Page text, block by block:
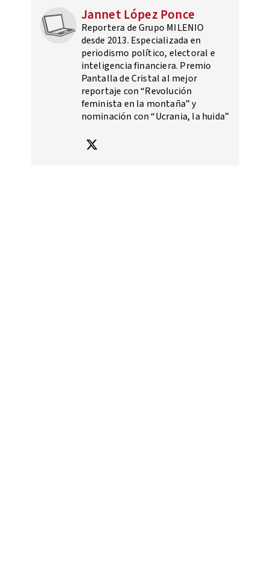
Jannet López Ponce
Reportera de Grupo MILENIO
desde 2013. Especializada en
periodismo político, electoral e
inteligencia financiera. Premio
Pantalla de Cristal al mejor
reportaje con “Revolución
feminista en la montaña” y
nominación con “Ucrania, la huida”